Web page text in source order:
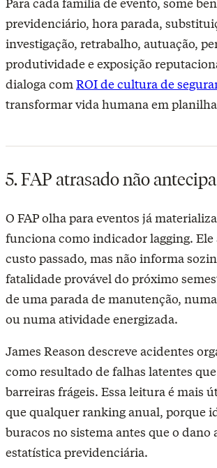
Para cada família de evento, some
previdenciário, hora parada,
investigação, retrabalho, autuação,
produtividade e exposição
dialoga com ROI de cultura de
transformar vida humana em
5. FAP atrasado não
O FAP olha para eventos já
funciona como indicador lagging. Ele
custo passado, mas não informa
fatalidade provável do próximo
de uma parada de manutenção,
ou numa atividade energizada.
James Reason descreve acidentes
como resultado de falhas latentes
barreiras frágeis. Essa leitura é mais
que qualquer ranking anual, porque
buracos no sistema antes que o dano
estatística previdenciária.